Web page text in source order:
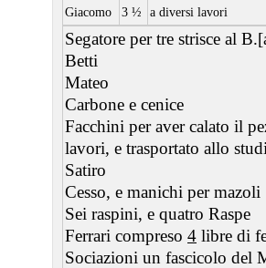
Giacomo
3 ½
a diversi lavori
Segatore per tre strisce al
Betti
Mateo
Carbone e cenice
Facchini per aver calato il
lavori, e trasportato allo
Satiro
Cesso, e manichi per mazoli
Sei raspini, e quatro Raspe
Ferrari compreso 4 libre di
Sociazioni un fascicolo del